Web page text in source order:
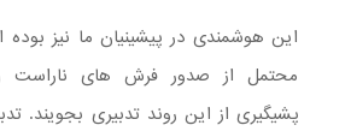
این هوشمندی در پیشینیان ما نیز
محتمل از صدور فرش های ناراست
پشیگیری از این روند تدبیری بجویند.